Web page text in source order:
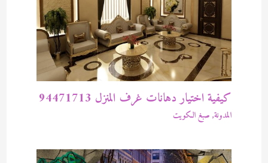
كيفية اختيار دهانات غرف المنزل 94471713
المدونة, صبغ الكويت